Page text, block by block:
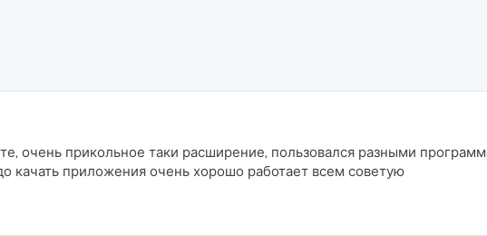
очень прикольное таки расширение, пользовался разными
качать приложения очень хорошо работает всем советую